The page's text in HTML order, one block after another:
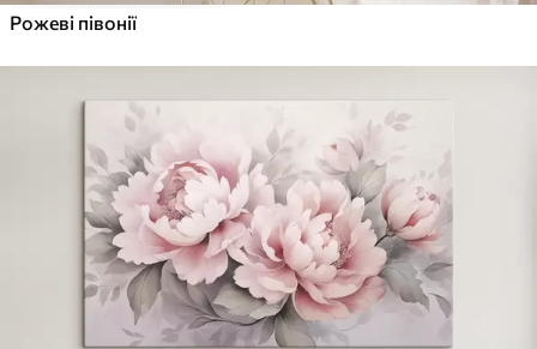
Рожеві півонії